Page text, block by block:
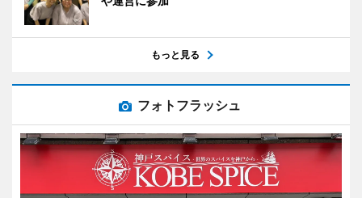
もっと見る
フォトフラッシュ